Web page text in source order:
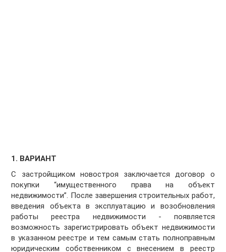
1. ВАРИАНТ
С застройщиком новостроя заключается договор о
покупки “имущественного права на объект
недвижимости”. После завершения строительных работ,
введения объекта в эксплуатацию и возобновления
работы реестра недвижимости - появляется
возможность зарегистрировать объект недвижимости
в указанном реестре и тем самым стать полноправным
юридическим собственником с внесением в реестр